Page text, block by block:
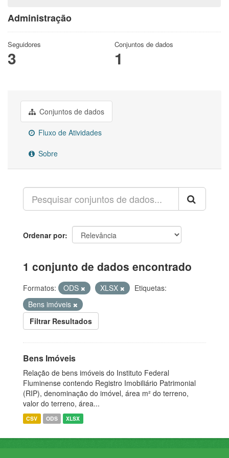
Administração
Seguidores
3
Conjuntos de dados
1
Conjuntos de dados
Fluxo de Atividades
Sobre
Ordenar por
1 conjunto de dados encontrado
Formatos: ODS XLSX
Etiquetas:
Bens imóveis
Filtrar Resultados
Bens Imóveis
Relação de bens imóveis do Instituto Federal
Fluminense contendo Registro Imobiliário Patrimonial
(RIP), denominação do imóvel, área m² do terreno,
valor do terreno, área...
CSV ODS XLSX